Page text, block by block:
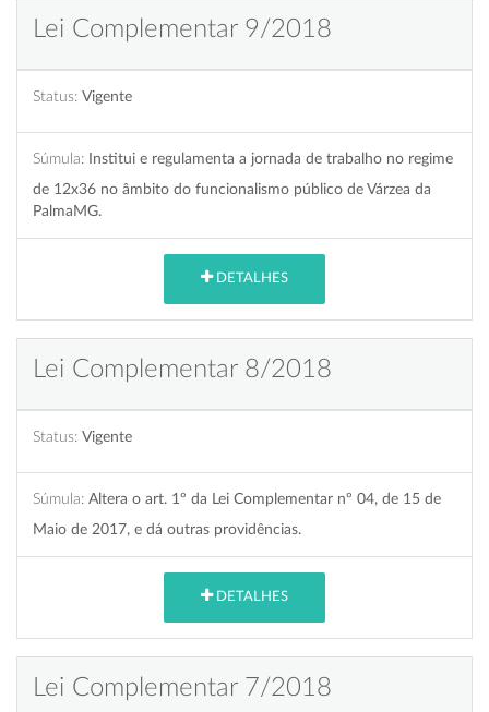
Lei Complementar 9/2018
Status: Vigente
Súmula: Institui e regulamenta a jornada de trabalho no regime
de 12x36 no âmbito do funcionalismo público de Várzea da
PalmaMG.
DETALHES
Lei Complementar 8/2018
Status: Vigente
Súmula: Altera o art. 1º da Lei Complementar nº 04, de 15 de
Maio de 2017, e dá outras providências.
DETALHES
Lei Complementar 7/2018